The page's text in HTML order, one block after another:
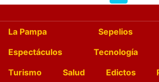
La Pampa Sepelios
Espectáculos
Tecnología
Turismo
Salud Edictos